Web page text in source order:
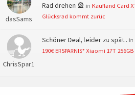
dasSams
Rad drehen 🎡 in Kaufland Card
Glücksrad kommt zurüc
ChrisSpar1
Schöner Deal, leider zu spät.. in
190€ ERSPARNIS* Xiaomi 17T 256GB